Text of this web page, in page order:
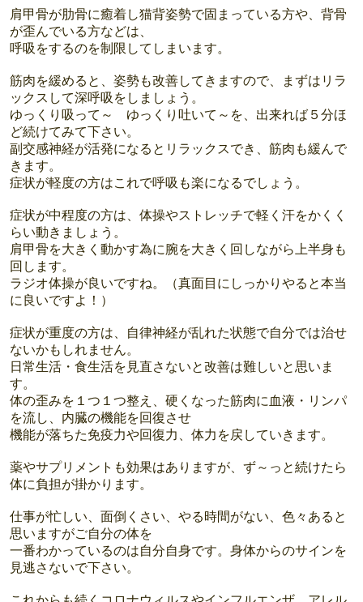
肩甲骨が肋骨に癒着し猫背姿勢で固まっている方や、背骨
が歪んでいる方などは、
呼吸をするのを制限してしまいます。
筋肉を緩めると、姿勢も改善してきますので、まずはリラ
ックスして深呼吸をしましょう。
ゆっくり吸って～ ゆっくり吐いて～を、出来れば５分ほ
ど続けてみて下さい。
副交感神経が活発になるとリラックスでき、筋肉も緩んで
きます。
症状が軽度の方はこれで呼吸も楽になるでしょう。
症状が中程度の方は、体操やストレッチで軽く汗をかくく
らい動きましょう。
肩甲骨を大きく動かす為に腕を大きく回しながら上半身も
回します。
ラジオ体操が良いですね。（真面目にしっかりやると本当
に良いですよ！）
症状が重度の方は、自律神経が乱れた状態で自分では治せ
ないかもしれません。
日常生活・食生活を見直さないと改善は難しいと思いま
す。
体の歪みを１つ１つ整え、硬くなった筋肉に血液・リンパ
を流し、内臓の機能を回復させ
機能が落ちた免疫力や回復力、体力を戻していきます。
薬やサプリメントも効果はありますが、ず～っと続けたら
体に負担が掛かります。
仕事が忙しい、面倒くさい、やる時間がない、色々あると
思いますがご自分の体を
一番わかっているのは自分自身です。身体からのサインを
見逃さないで下さい。